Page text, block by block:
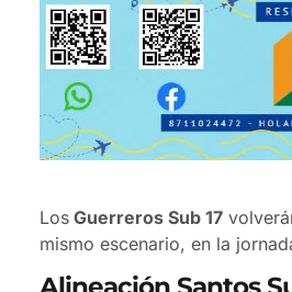
Los Guerreros Sub 17
mismo escenario, en la